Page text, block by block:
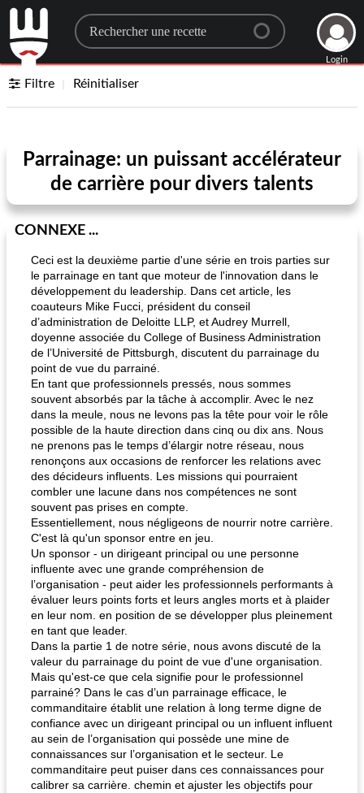
Search for a recipe
Login
Filtre Réinitialiser
Parrainage: un puissant accélérateur
de carrière pour divers talents
CONNEXE ...
Ceci est la deuxième partie d'une série en trois parties sur
le parrainage en tant que moteur de l'innovation dans le
développement du leadership. Dans cet article, les
coauteurs Mike Fucci, président du conseil
d’administration de Deloitte LLP, et Audrey Murrell,
doyenne associée du College of Business Administration
de l’Université de Pittsburgh, discutent du parrainage du
point de vue du parrainé.
En tant que professionnels pressés, nous sommes
souvent absorbés par la tâche à accomplir. Avec le nez
dans la meule, nous ne levons pas la tête pour voir le rôle
possible de la haute direction dans cinq ou dix ans. Nous
ne prenons pas le temps d’élargir notre réseau, nous
renonçons aux occasions de renforcer les relations avec
des décideurs influents. Les missions qui pourraient
combler une lacune dans nos compétences ne sont
souvent pas prises en compte.
Essentiellement, nous négligeons de nourrir notre carrière.
C'est là qu'un sponsor entre en jeu.
Un sponsor - un dirigeant principal ou une personne
influente avec une grande compréhension de
l’organisation - peut aider les professionnels performants à
évaluer leurs points forts et leurs angles morts et à plaider
en leur nom. en position de se développer plus pleinement
en tant que leader.
Dans la partie 1 de notre série, nous avons discuté de la
valeur du parrainage du point de vue d'une organisation.
Mais qu'est-ce que cela signifie pour le professionnel
parrainé? Dans le cas d’un parrainage efficace, le
commanditaire établit une relation à long terme digne de
confiance avec un dirigeant principal ou un influent influent
au sein de l’organisation qui possède une mine de
connaissances sur l’organisation et le secteur. Le
commanditaire peut puiser dans ces connaissances pour
calibrer sa carrière. chemin et ajuster les objectifs pour